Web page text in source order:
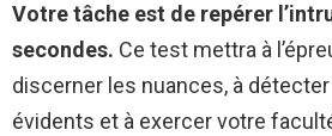
Votre tâche est de repérer
secondes. Ce test mettra à
discerner les nuances, à
évidents et à exercer votre